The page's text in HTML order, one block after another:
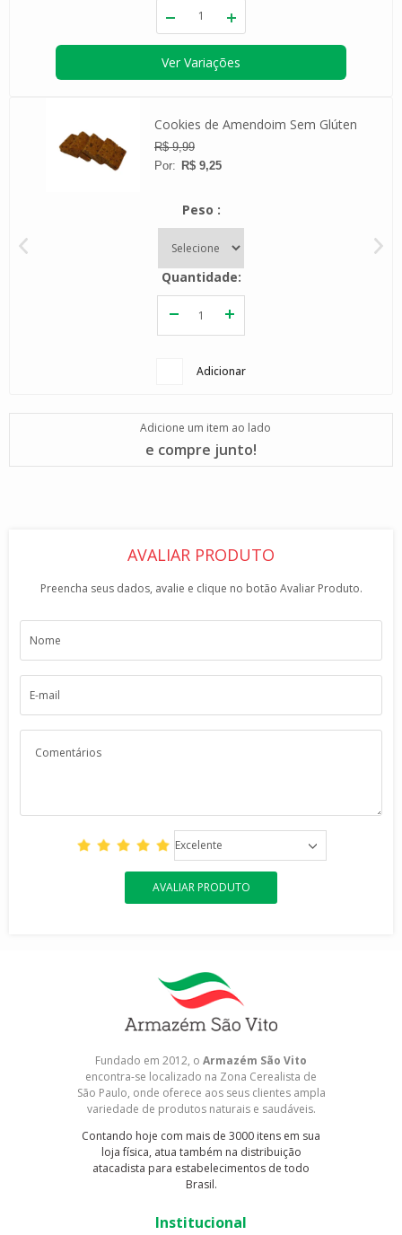
Ver Variações
Cookies de Amendoim Sem Glúten
R$ 9,99
R$ 9,25
Peso
Quantidade
Adicionar
Adicione um item ao lado
e compre junto!
AVALIAR PRODUTO
Preencha seus dados, avalie e clique no botão Avaliar Produto.
Excelente
AVALIAR PRODUTO
Fundado em 2012, o Armazém São Vito
encontra-se localizado na Zona Cerealista de
São Paulo, onde oferece aos seus clientes ampla
variedade de produtos naturais e saudáveis.
Contando hoje com mais de 3000 itens em sua
loja física, atua também na distribuição
atacadista para estabelecimentos de todo
Brasil.
Institucional